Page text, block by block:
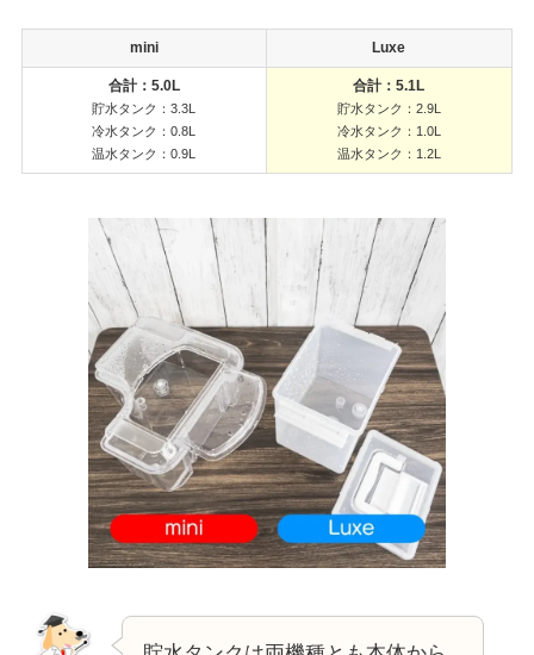
mini Luxe
合計：5.0L
貯水タンク：3.3L
冷水タンク：0.8L
温水タンク：0.9L
合計：5.1L
貯水タンク：2.9L
冷水タンク：1.0L
温水タンク：1.2L